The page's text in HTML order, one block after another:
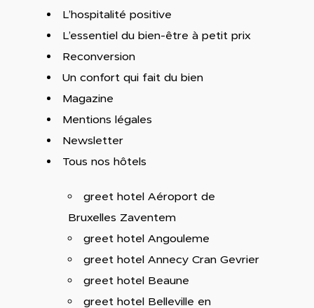
L’hospitalité positive
L’essentiel du bien-être à petit prix
Reconversion
Un confort qui fait du bien
Magazine
Mentions légales
Newsletter
Tous nos hôtels
greet hotel Aéroport de
Bruxelles Zaventem
greet hotel Angouleme
greet hotel Annecy Cran Gevrier
greet hotel Beaune
greet hotel Belleville en